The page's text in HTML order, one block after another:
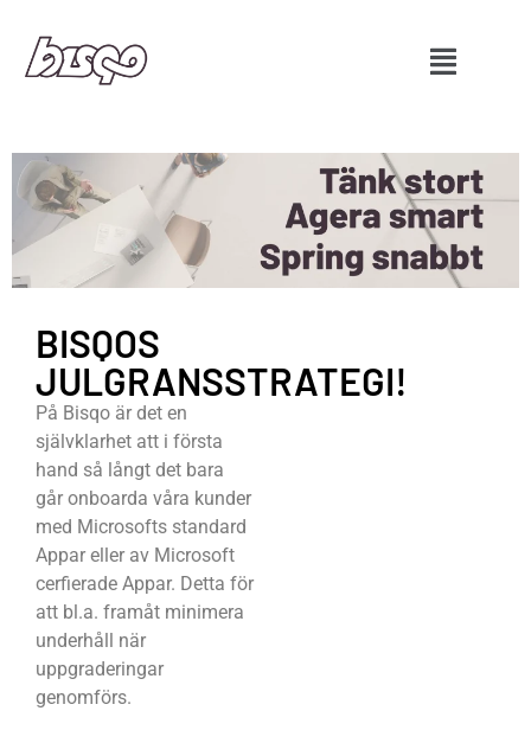
BISQOS
JULGRANSSTRATEGI!
På Bisqo är det en
självklarhet att i första
hand så långt det bara
går onboarda våra kunder
med Microsofts standard
Appar eller av Microsoft
cerfierade Appar. Detta för
att bl.a. framåt minimera
underhåll när
uppgraderingar
genomförs.